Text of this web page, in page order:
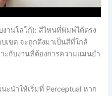
งานโลโก้): สีไหนที่พิมพ์ได้ตรง
เขต จะถูกดึงมาเป็นสีที่ใกล้
ะกับงานที่ต้องการความแม่นยำ
ะนำให้เริ่มที่ Perceptual หาก